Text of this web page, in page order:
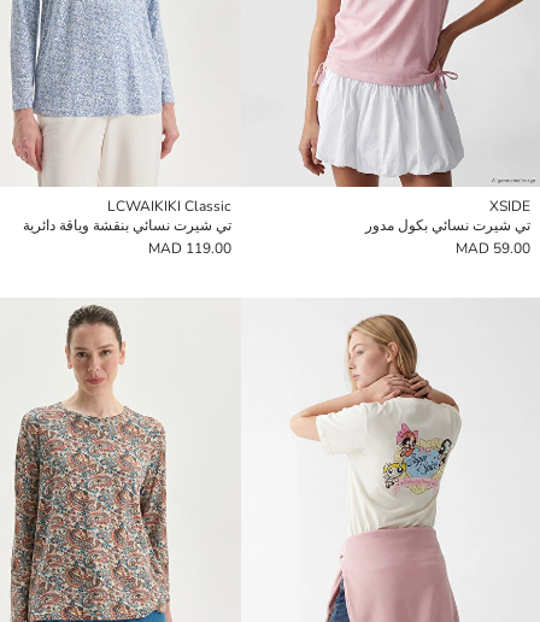
XSIDE
تي شيرت نسائي بكول مدور
59.00 MAD
LCWAIKIKI Classic
تي شيرت نسائي بنقشة وياقة دائرية
119.00 MAD